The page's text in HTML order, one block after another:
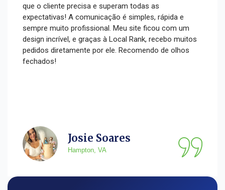
que o cliente precisa e superam todas as
expectativas! A comunicação é simples, rápida e
sempre muito profissional. Meu site ficou com um
design incrível, e graças à Local Rank, recebo muitos
pedidos diretamente por ele. Recomendo de olhos
fechados!
Josie Soares
Hampton, VA